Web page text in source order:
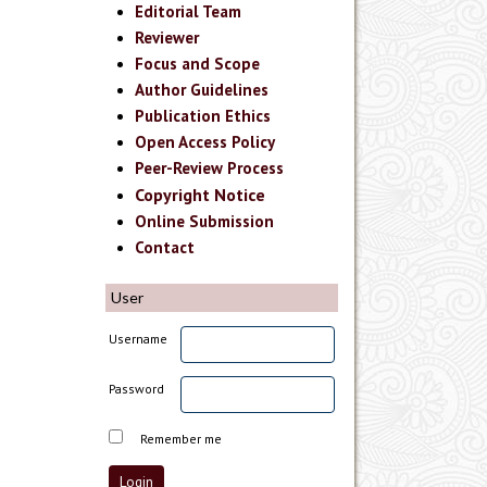
Editorial Team
Reviewer
Focus and Scope
Author Guidelines
Publication Ethics
Open Access Policy
Peer-Review Process
Copyright Notice
Online Submission
Contact
User
Username
Password
Remember me